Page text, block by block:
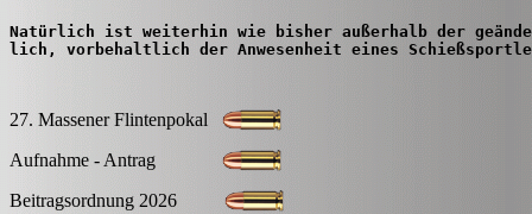
Natürlich ist weiterhin wie bisher außerhalb der
lich, vorbehaltlich der Anwesenheit eines
27. Massener Flintenpokal
Aufnahme - Antrag
Beitragsordnung 2026